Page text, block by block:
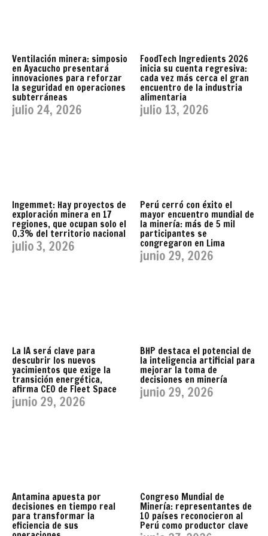
Ventilación minera: simposio
en Ayacucho presentará
innovaciones para reforzar
la seguridad en operaciones
subterráneas
julio 24, 2026
FoodTech Ingredients 2026
inicia su cuenta regresiva:
cada vez más cerca el gran
encuentro de la industria
alimentaria
julio 13, 2026
Ingemmet: Hay proyectos de
exploración minera en 17
regiones, que ocupan solo el
0.3% del territorio nacional
julio 3, 2026
Perú cerró con éxito el
mayor encuentro mundial de
la minería: más de 5 mil
participantes se
congregaron en Lima
junio 29, 2026
La IA será clave para
descubrir los nuevos
yacimientos que exige la
transición energética,
afirma CEO de Fleet Space
junio 29, 2026
BHP destaca el potencial de
la inteligencia artificial para
mejorar la toma de
decisiones en minería
junio 29, 2026
Antamina apuesta por
decisiones en tiempo real
para transformar la
eficiencia de sus
Congreso Mundial de
Minería: representantes de
10 países reconocieron al
Perú como productor clave